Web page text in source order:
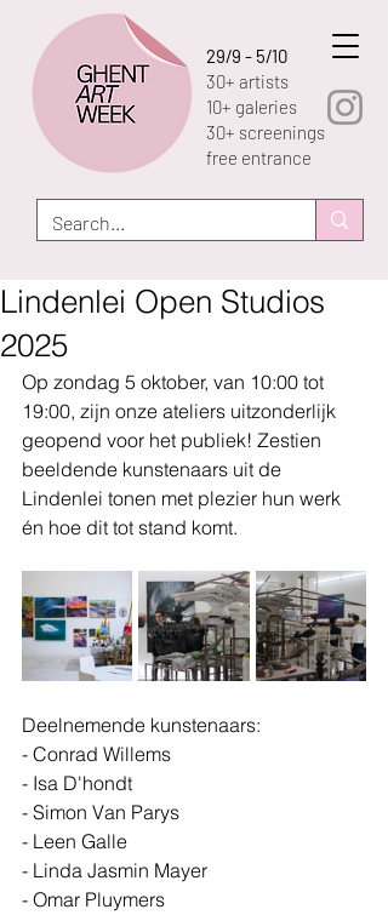
29/9 - 5/10
30+ artists
10+ galeries
30+ screenings
free entrance
Lindenlei Open Studios
2025
Op zondag 5 oktober, van 10:00 tot
19:00, zijn onze ateliers uitzonderlijk
geopend voor het publiek! Zestien
beeldende kunstenaars uit de
Lindenlei tonen met plezier hun werk
én hoe dit tot stand komt.
Deelnemende kunstenaars:
- Conrad Willems
- Isa D'hondt
- Simon Van Parys
- Leen Galle
- Linda Jasmin Mayer
- Omar Pluymers